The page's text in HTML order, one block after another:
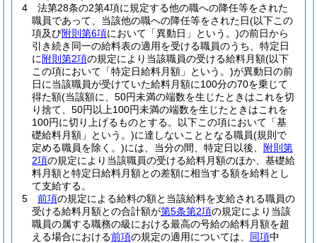
4
法第28条の2第4項に規定する他の職への降任等をされた
職員であって、当該他の職への降任等をされた日(以下この
項及び附則第6項において「異動日」という。)の前日から
引き続き同一の給料表の適用を受ける職員のうち、特定日
に 附則第2項の規定により当該職員の受ける給料月額(以下
この項において「特定日給料月額」という。)が異動日の前
日に当該職員が受けていた給料月額に100分の70を乗じて
得た額(当該額に、50円未満の端数を生じたときはこれを切
り捨て、50円以上100円未満の端数を生じたときはこれを
100円に切り上げるものとする。以下この項において「基
礎給料月額」という。)に達しないこととなる職員(規則で
定める職員を除く。)には、当分の間、特定日以後、
附則第
2項の規定により当該職員の受ける給料月額のほか、基礎給
料月額と特定日給料月額との差額に相当する額を給料とし
て支給する。
5
前項の規定による給料の額と当該給料を支給される職員の
受ける給料月額との合計額が第5条第2項の規定により当該
職員の属する職務の級における最高の号給の給料月額を超
える場合における前項の規定の適用については、 同項中